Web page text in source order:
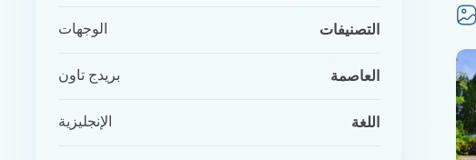
التصنيفات الوجهات
العاصمة بريدج تاون
اللغة الإنجليزية